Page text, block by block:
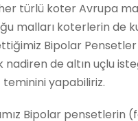
türlü koter Avrupa
malları koterlerin de
Bipolar Pensetler
nadiren de altın uçlu
teminini yapabiliriz.
Bipolar pensetlerin